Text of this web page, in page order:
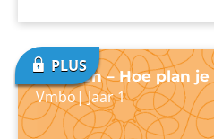
Plannen – Hoe plan
Vmbo|Jaar 1